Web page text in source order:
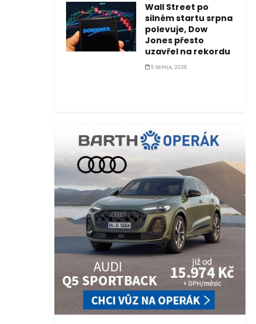
Wall Street po
silném startu srpna
polevuje, Dow
Jones přesto
uzavřel na rekordu
5 SRPNA, 2026